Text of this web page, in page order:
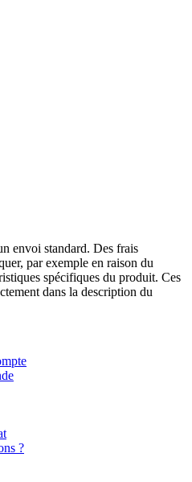
envoi standard. Des frais
par exemple en raison du
spécifiques du produit. Ces
dans la description du
?